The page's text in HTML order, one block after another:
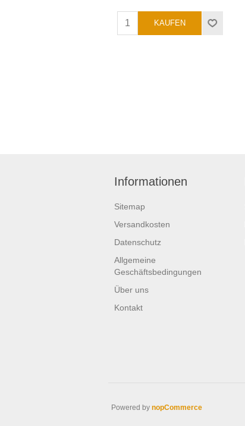
Informationen
Sitemap
Versandkosten
Datenschutz
Allgemeine
Geschäftsbedingungen
Über uns
Kontakt
Powered by nopCommerce